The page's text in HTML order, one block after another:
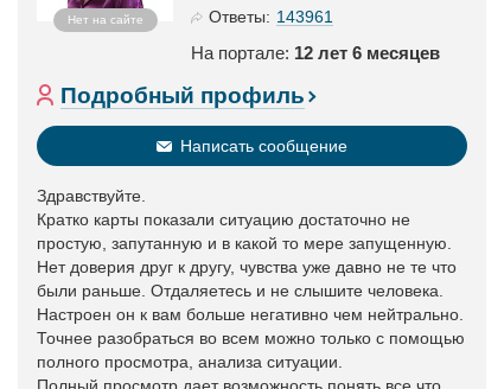
Нет на сайте
Ответы: 143961
На портале: 12 лет 6 месяцев
Подробный профиль
Написать сообщение
Здравствуйте.
Кратко карты показали ситуацию достаточно не
простую, запутанную и в какой то мере запущенную.
Нет доверия друг к другу, чувства уже давно не те что
были раньше. Отдаляетесь и не слышите человека.
Настроен он к вам больше негативно чем нейтрально.
Точнее разобраться во всем можно только с помощью
полного просмотра, анализа ситуации.